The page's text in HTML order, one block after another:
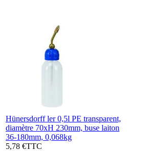
Hünersdorff ler 0,5l PE transparent,
diamètre 70xH 230mm, buse laiton
36-180mm, 0,068kg
5,78 €TTC